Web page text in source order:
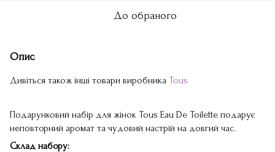
До обраного
Опис
Дивіться також інші товари виробника Tous
Подарунковий набір для жінок Tous Eau De Toilette подарує
неповторний аромат та чудовий настрій на довгий час.
Склад набору: